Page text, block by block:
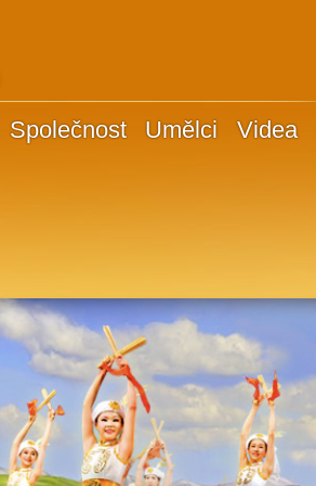
Společnost Umělci Videa